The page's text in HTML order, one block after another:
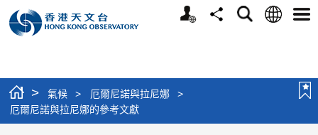
個
分
搜
語
選
> 氣候 > 厄爾尼諾與拉尼娜
>
厄爾尼諾與拉尼娜的參考文獻